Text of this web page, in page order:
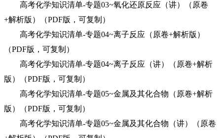
高考化学知识清单-专题03~氧化还原反应（讲）（原卷
+解析版）（PDF版，可复制）
高考化学知识清单-专题04~离子反应（原卷+解析版）
（PDF版，可复制）
高考化学知识清单-专题04~离子反应（讲）（原卷+解析
版）（PDF版，可复制）
高考化学知识清单-专题05~金属及其化合物（原卷+解析
版）（PDF版，可复制）
高考化学知识清单-专题05~金属及其化合物（讲）（原卷